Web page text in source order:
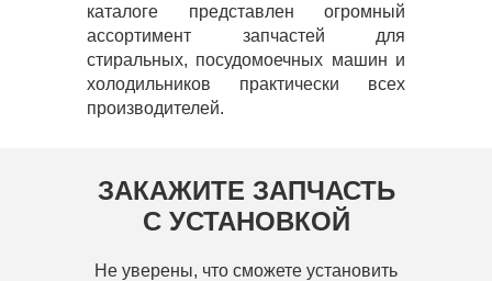
каталоге представлен огромный
ассортимент запчастей для
стиральных, посудомоечных машин и
холодильников практически всех
производителей.
ЗАКАЖИТЕ ЗАПЧАСТЬ
С УСТАНОВКОЙ
Не уверены, что сможете установить